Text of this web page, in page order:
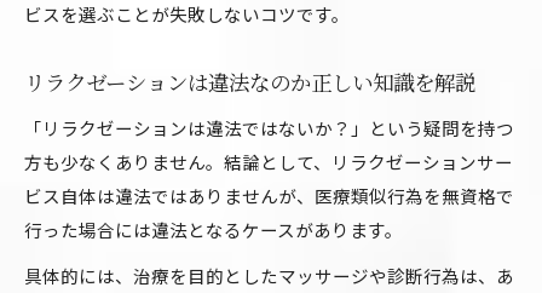
ビスを選ぶことが失敗しないコツです。
リラクゼーションは違法なのか正しい知識を解説
「リラクゼーションは違法ではないか？」という疑問を持つ
方も少なくありません。結論として、リラクゼーションサー
ビス自体は違法ではありませんが、医療類似行為を無資格で
行った場合には違法となるケースがあります。
具体的には、治療を目的としたマッサージや診断行為は、あ